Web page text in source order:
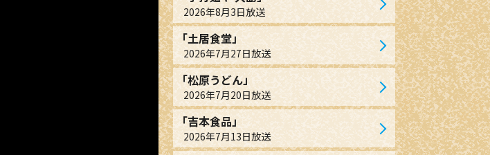
2026年8月3日放送
「土居食堂」
2026年7月27日放送
「松原うどん」
2026年7月20日放送
「吉本食品」
2026年7月13日放送